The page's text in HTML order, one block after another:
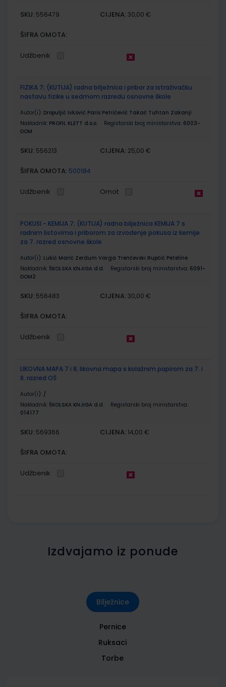
SKU: 556479 CIJENA: 30,00 €
ŠIFRA OMOTA:
Udžbenik
FIZIKA 7; (KUTIJA) radna bilježnica i pribor za istraživačku
nastavu fizike u sedmom razredu osnovne škole
Autor(i): Dropuljić Ivković Paris Petričević Takač Tuhtan Zakanji
Nakladnik: PROFIL KLETT d.o.o. Registarski broj ministarstva: 6003-
DOM
SKU: 556213 CIJENA: 25,00 €
ŠIFRA OMOTA: 500184
Udžbenik Omot
POKUSI - KEMIJA 7; (KUTIJA) radna bilježnica KEMIJA 7 s
radnim listovima i priborom za izvođenje pokusa iz kemije
za 7. razred osnovne škole
Autor(i): Lukić Marić Zerdum Varga Trenčevski Rupčić Peteline
Nakladnik: ŠKOLSKA KNJIGA d.d. Registarski broj ministarstva: 6091-
DOM2
SKU: 556483 CIJENA: 30,00 €
ŠIFRA OMOTA:
Udžbenik
LIKOVNA MAPA 7 i 8; likovna mapa s kolažnim papirom za 7. i
8. razred OŠ
Autor(i): /
Nakladnik: ŠKOLSKA KNJIGA d.d.
Registarski broj ministarstva:
014177
SKU: 569366 CIJENA: 14,00 €
ŠIFRA OMOTA:
Udžbenik
Izdvajamo iz ponude
Bilježnice
Pernice
Ruksaci
Torbe